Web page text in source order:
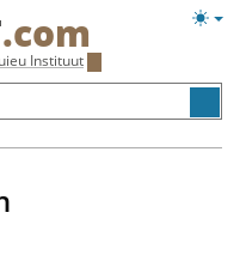
.com
Instituut